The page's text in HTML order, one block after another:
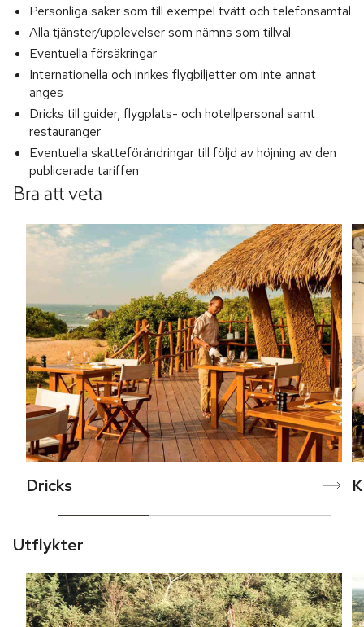
Personliga saker som till exempel tvätt och telefonsamtal
Alla tjänster/upplevelser som nämns som tillval
Eventuella försäkringar
Internationella och inrikes flygbiljetter om inte annat
anges
Dricks till guider, flygplats- och hotellpersonal samt
restauranger
Eventuella skatteförändringar till följd av höjning av den
publicerade tariffen
Bra att veta
Dricks
Utflykter